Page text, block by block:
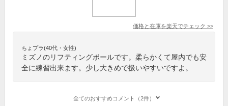
価格と在庫を楽天でチェック >>
ちょプラ(40代・女性)
ミズノのリフティングボールです。柔らかくて屋内でも安
全に練習出来ます。少し大きめで扱いやすいですよ。
全てのおすすめコメント（2件）